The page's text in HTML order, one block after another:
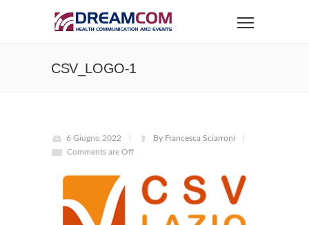
CSV_LOGO-1
6 Giugno 2022
By Francesca Sciarroni
Comments are Off